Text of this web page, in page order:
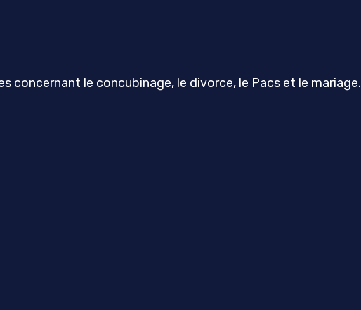
concernant le concubinage, le divorce, le Pacs et le mariage.